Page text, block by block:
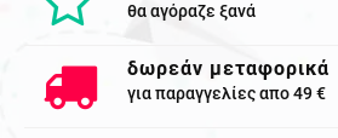
θα αγόραζε ξανά
δωρεάν μεταφορικά
για παραγγελίες απο 49 €